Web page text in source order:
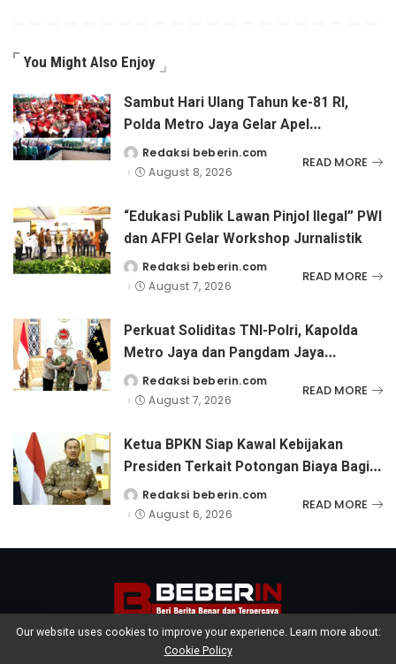
You Might Also Enjoy
Sambut Hari Ulang Tahun ke-81 RI,
Polda Metro Jaya Gelar Apel
Kebangsaan
Posted
by
Redaksi beberin.com
August 8, 2026
READ MORE
“Edukasi Publik Lawan Pinjol Ilegal” PWI
dan AFPI Gelar Workshop Jurnalistik
Posted
by
Redaksi beberin.com
August 7, 2026
READ MORE
Perkuat Soliditas TNI-Polri, Kapolda
Metro Jaya dan Pangdam Jaya
Kunjungi Dankorps Brimob Polri
Posted
by
Redaksi beberin.com
August 7, 2026
READ MORE
Ketua BPKN Siap Kawal Kebijakan
Presiden Terkait Potongan Biaya Bagi
Penyandang Disabilitas
Posted
by
Redaksi beberin.com
August 6, 2026
READ MORE
Our website uses cookies to improve your experience. Learn more about:
Cookie Policy